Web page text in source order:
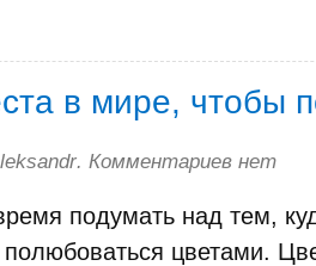
в мире, чтобы
. Комментариев нет
подумать над тем,
полюбоваться цветами.